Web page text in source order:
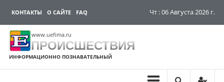
КОНТАКТЫ О САЙТЕ FAQ Чт : 06 Августа 2026 г.
www.uefima.ru
ПРОИСШЕСТВИЯ
ИНФОРМАЦИОННО ПОЗНАВАТЕЛЬНЫЙ